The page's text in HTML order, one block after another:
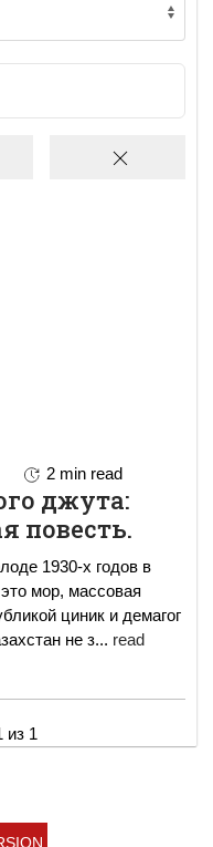
2 min read
джута:
повесть.
1930-х годов в
мор, массовая
циник и демагог
не з... read
из 1